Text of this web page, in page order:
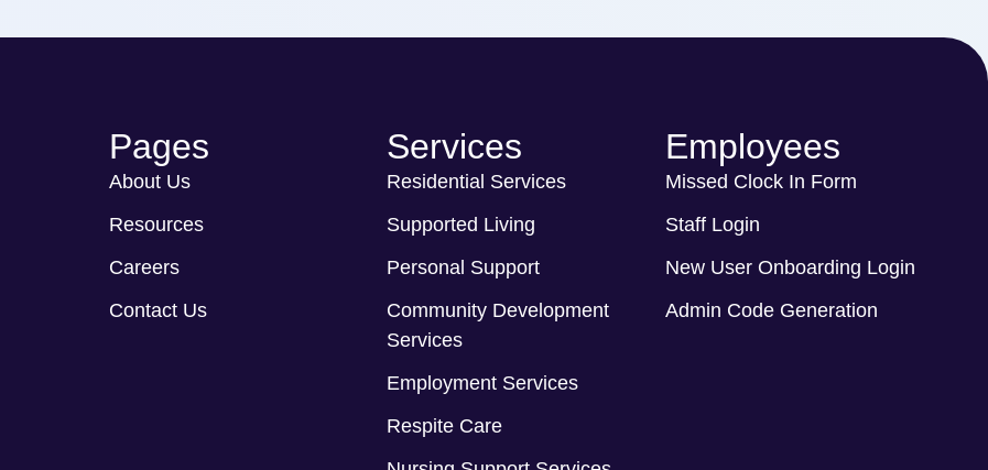
Pages
About Us
Resources
Careers
Contact Us
Services
Residential Services
Supported Living
Personal Support
Community Development
Services
Employment Services
Respite Care
Employees
Missed Clock In Form
Staff Login
New User Onboarding Login
Admin Code Generation